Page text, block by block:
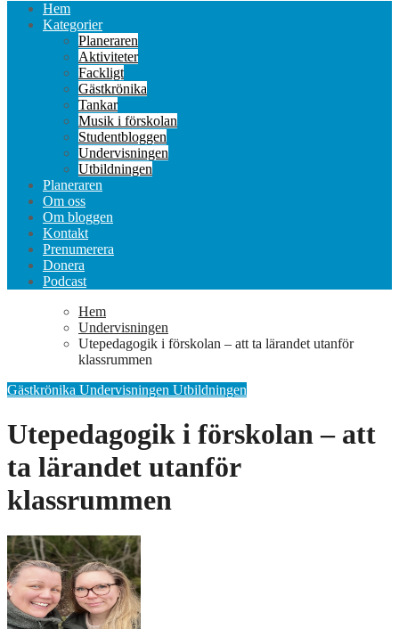
Hem
Kategorier
Planeraren
Aktiviteter
Fackligt
Gästkrönika
Tankar
Musik i förskolan
Studentbloggen
Undervisningen
Utbildningen
Planeraren
Om oss
Om bloggen
Kontakt
Prenumerera
Donera
Podcast
Hem
Undervisningen
Utepedagogik i förskolan – att ta lärandet utanför
klassrummen
Gästkrönika Undervisningen Utbildningen
Utepedagogik i förskolan – att
ta lärandet utanför
klassrummen